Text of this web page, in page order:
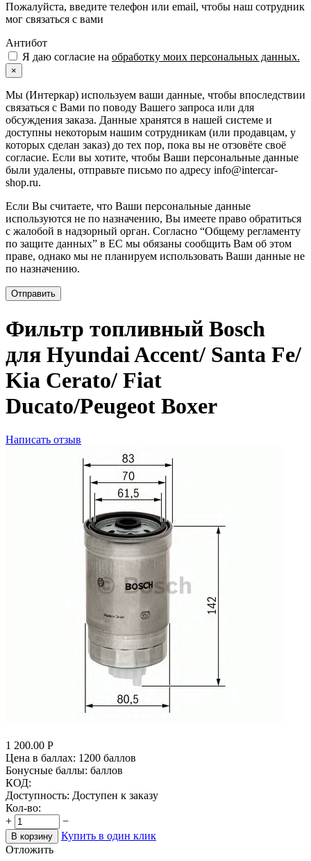
Пожалуйста, введите телефон или email, чтобы наш сотрудник
мог связаться с вами
Антибот
Я даю согласие на обработку моих персональных данных.
×
Мы (Интеркар) используем ваши данные, чтобы впоследствии
связаться с Вами по поводу Вашего запроса или для
обсуждения заказа. Данные хранятся в нашей системе и
доступны некоторым нашим сотрудникам (или продавцам, у
которых сделан заказ) до тех пор, пока вы не отзовёте своё
согласие. Если вы хотите, чтобы Ваши персональные данные
были удалены, отправьте письмо по адресу info@intercar-
shop.ru.
Если Вы считаете, что Ваши персональные данные
используются не по назначению, Вы имеете право обратиться
с жалобой в надзорный орган. Согласно “Общему регламенту
по защите данных” в ЕС мы обязаны сообщить Вам об этом
праве, однако мы не планируем использовать Ваши данные не
по назначению.
Отправить
Фильтр топливный Bosch
для Hyundai Accent/ Santa Fe/
Kia Cerato/ Fiat
Ducato/Peugeot Boxer
Написать отзыв
1 200.00 Р
Цена в баллах: 1200 баллов
Бонусные баллы: баллов
КОД:
Доступность: Доступен к заказу
Кол-во:
+
−
В корзину
Купить в один клик
Отложить